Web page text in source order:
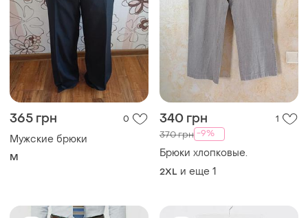
365 грн 0
Мужские брюки
M
340 грн 1
370 грн -9%
Брюки хлопковые.
2XL и еще 1